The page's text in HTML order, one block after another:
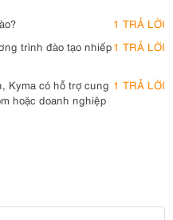
1 TRẢ LỜI
trình đào tạo nhiếp1 TRẢ LỜI
Kyma có hỗ trợ cung
hoặc doanh nghiệp
1 TRẢ LỜI